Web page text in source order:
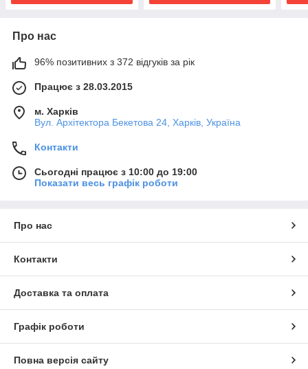
Про нас
96% позитивних з 372 відгуків за рік
Працює з 28.03.2015
м. Харків
Вул. Архітектора Бекетова 24, Харків, Україна
Контакти
Сьогодні працює з 10:00 до 19:00
Показати весь графік роботи
Про нас
Контакти
Доставка та оплата
Графік роботи
Повна версія сайту